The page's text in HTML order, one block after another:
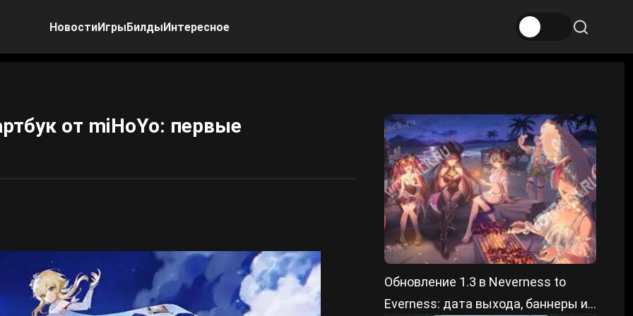
НовостиИгрыБилдыИнтересное
от miHoYo: первые
Обновление 1.3 в Neverness to
Everness: дата выхода, баннеры и